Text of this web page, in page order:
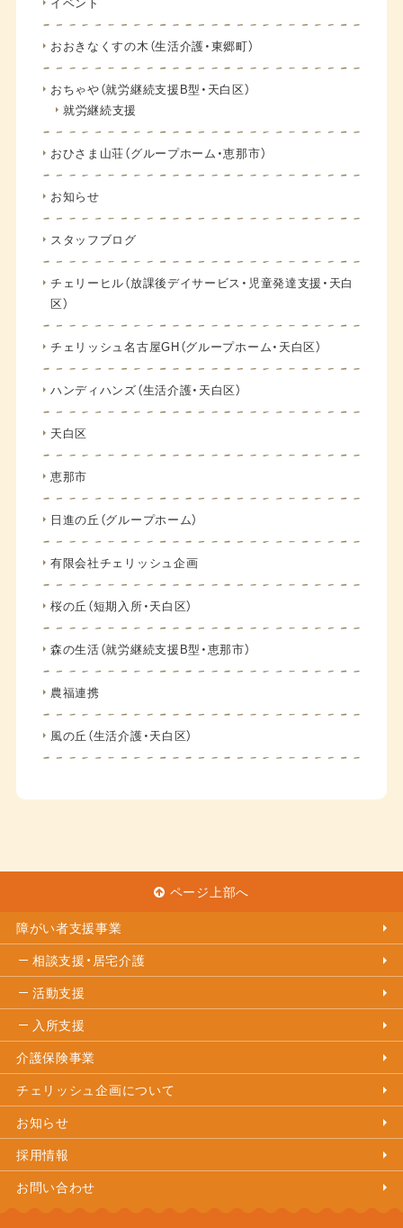
おおきなくすの木（生活介護・東郷町）
おちゃや（就労継続支援B型・天白区）
就労継続支援
おひさま山荘（グループホーム・恵那市）
お知らせ
スタッフブログ
チェリーヒル（放課後デイサービス・児童発達支援・天白
区）
チェリッシュ名古屋GH（グループホーム・天白区）
ハンディハンズ（生活介護・天白区）
天白区
恵那市
日進の丘（グループホーム）
有限会社チェリッシュ企画
桜の丘（短期入所・天白区）
森の生活（就労継続支援B型・恵那市）
農福連携
風の丘（生活介護・天白区）
ページ上部へ
障がい者支援事業
相談支援・居宅介護
活動支援
入所支援
介護保険事業
チェリッシュ企画について
お知らせ
採用情報
お問い合わせ